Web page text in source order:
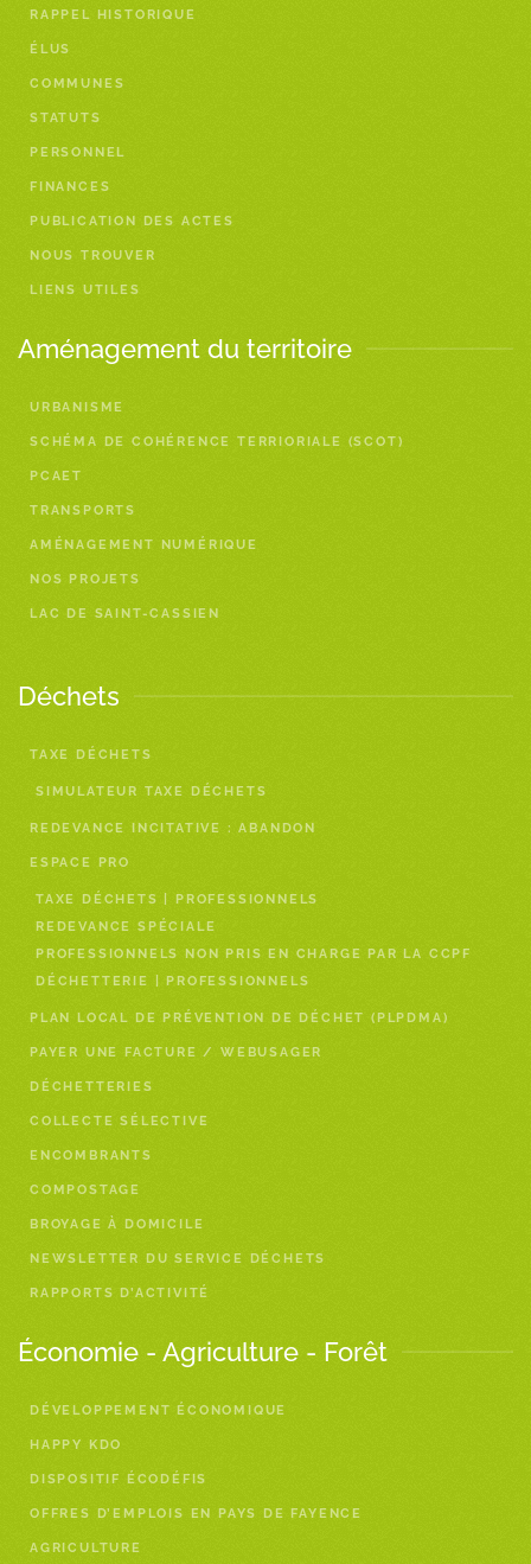
RAPPEL HISTORIQUE
ÉLUS
COMMUNES
STATUTS
PERSONNEL
FINANCES
PUBLICATION DES ACTES
NOUS TROUVER
LIENS UTILES
Aménagement du territoire
URBANISME
SCHÉMA DE COHÉRENCE TERRIORIALE (SCOT)
PCAET
TRANSPORTS
AMÉNAGEMENT NUMÉRIQUE
NOS PROJETS
LAC DE SAINT-CASSIEN
Déchets
TAXE DÉCHETS
SIMULATEUR TAXE DÉCHETS
REDEVANCE INCITATIVE : ABANDON
ESPACE PRO
TAXE DÉCHETS | PROFESSIONNELS
REDEVANCE SPÉCIALE
PROFESSIONNELS NON PRIS EN CHARGE PAR LA CCPF
DÉCHETTERIE | PROFESSIONNELS
PLAN LOCAL DE PRÉVENTION DE DÉCHET (PLPDMA)
PAYER UNE FACTURE / WEBUSAGER
DÉCHETTERIES
COLLECTE SÉLECTIVE
ENCOMBRANTS
COMPOSTAGE
BROYAGE À DOMICILE
NEWSLETTER DU SERVICE DÉCHETS
RAPPORTS D’ACTIVITÉ
Économie - Agriculture - Forêt
DÉVELOPPEMENT ÉCONOMIQUE
HAPPY KDO
DISPOSITIF ÉCODÉFIS
OFFRES D’EMPLOIS EN PAYS DE FAYENCE
AGRICULTURE